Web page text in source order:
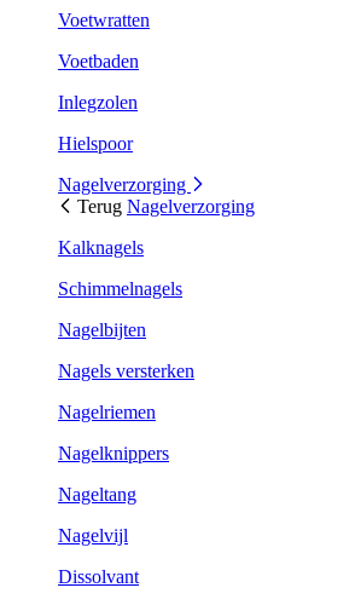
Voetwratten
Voetbaden
Inlegzolen
Hielspoor
Nagelverzorging
Terug Nagelverzorging
Kalknagels
Schimmelnagels
Nagelbijten
Nagels versterken
Nagelriemen
Nagelknippers
Nageltang
Nagelvijl
Dissolvant